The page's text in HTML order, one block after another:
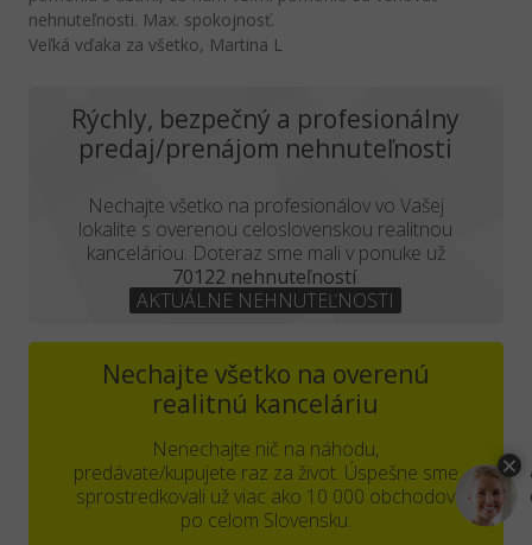
nehnuteľnosti. Max. spokojnosť.
Veľká vďaka za všetko, Martina L
Rýchly, bezpečný a profesionálny
predaj/prenájom nehnuteľnosti
Nechajte všetko na profesionálov vo Vašej
lokalite s overenou celoslovenskou realitnou
kanceláriou. Doteraz sme mali v ponuke už
70122 nehnuteľností.
AKTUÁLNE NEHNUTEĽNOSTI
Nechajte všetko na overenú
realitnú kanceláriu
Nenechajte nič na náhodu,
predávate/kupujete raz za život. Úspešne sme
sprostredkovali už viac ako 10 000 obchodov
po celom Slovensku.